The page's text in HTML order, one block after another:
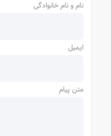
نام و نام خانوادگی
ایمیل
متن پیام